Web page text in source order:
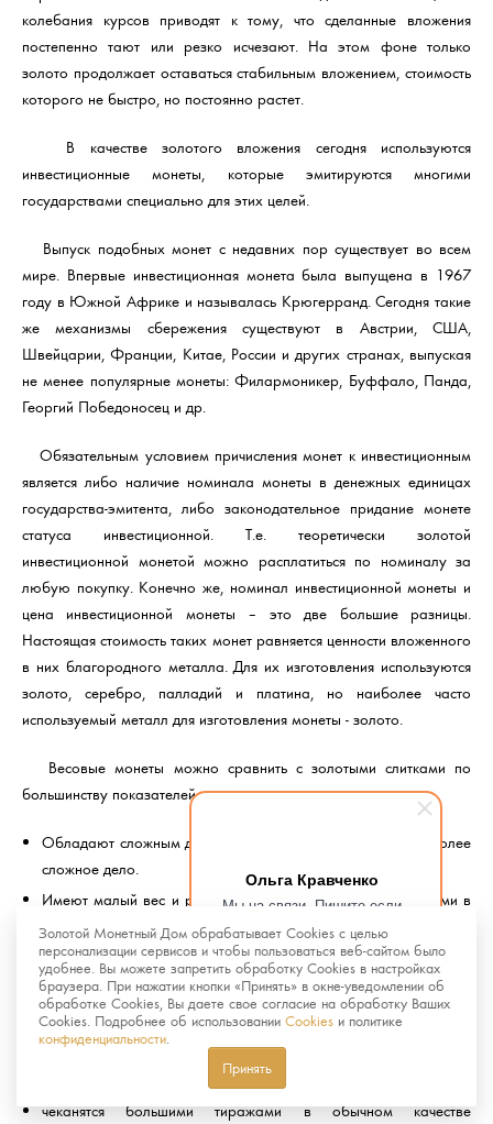
Ольга Кравченко
Мы на связи. Пишите если
возникнут любые вопросы.
Рады помочь.
колебания курсов приводят к тому, что сделанные вложения
постепенно тают или резко исчезают. На этом фоне только
золото продолжает оставаться стабильным вложением, стоимость
которого не быстро, но постоянно растет.
В качестве золотого вложения сегодня используются
инвестиционные монеты, которые эмитируются многими
государствами специально для этих целей.
Выпуск подобных монет с недавних пор существует во всем
мире. Впервые инвестиционная монета была выпущена в 1967
году в Южной Африке и называлась Крюгерранд. Сегодня такие
же механизмы сбережения существуют в Австрии, США,
Швейцарии, Франции, Китае, России и других странах, выпуская
не менее популярные монеты: Филармоникер, Буффало, Панда,
Георгий Победоносец и др.
Обязательным условием причисления монет к инвестиционным
является либо наличие номинала монеты в денежных единицах
государства-эмитента, либо законодательное придание монете
статуса инвестиционной. Т.е. теоретически золотой
инвестиционной монетой можно расплатиться по номиналу за
любую покупку. Конечно же, номинал инвестиционной монеты и
цена инвестиционной монеты – это две большие разницы.
Настоящая стоимость таких монет равняется ценности вложенного
в них благородного металла. Для их изготовления используются
золото, серебро, палладий и платина, но наиболее часто
используемый металл для изготовления монеты - золото.
Весовые монеты можно сравнить с золотыми слитками по
большинству показателей, но по сравнению с ними монеты:
Обладают сложным дизайном, подделка монет гораздо более
сложное дело.
Имеют малый вес и размер, что делает их более удобными в
хранении и реализации.
Памятные и инвестиционные монеты отличаются тем, что
вторые:
не пользуются большим спросом у нумизматов
не имеют художественной ценности
чеканятся большими тиражами в обычном качестве
Золотой Монетный Дом обрабатывает Cookies с целью
персонализации сервисов и чтобы пользоваться веб-сайтом было
удобнее. Вы можете запретить обработку Cookies в настройках
браузера. При нажатии кнопки «Принять» в окне-уведомлении об
обработке Cookies, Вы даете свое согласие на обработку Ваших
Cookies. Подробнее об использовании Cookies и политике
конфиденциальности
Принять